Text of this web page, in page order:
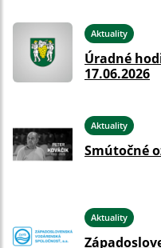
Aktuality
Úradné
17.06.2026
Aktuality
Smútočné
Aktuality